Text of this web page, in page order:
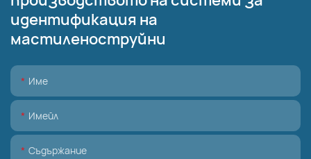
идентификация на
мастиленоструйни
Име
Имейл
Съдържание